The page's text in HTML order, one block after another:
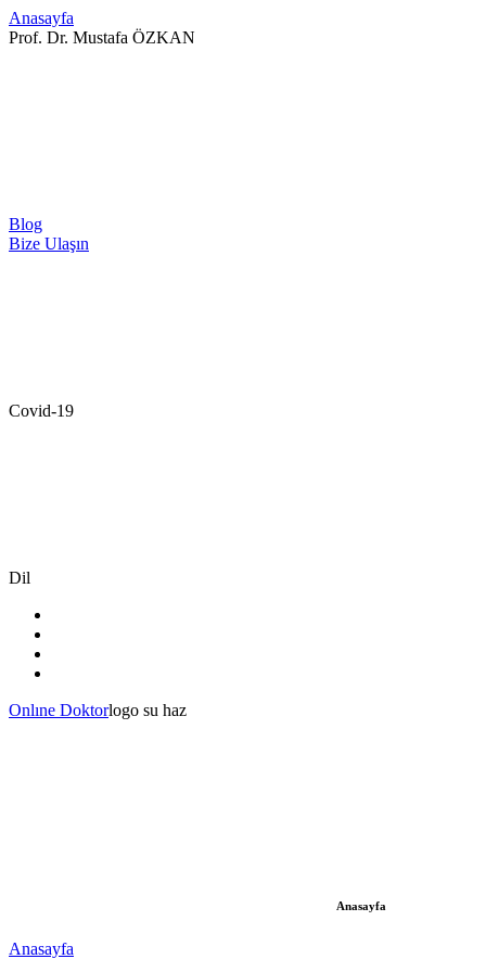
Anasayfa
Prof. Dr. Mustafa ÖZKAN
Blog
Bize Ulaşın
Covid-19
Dil
Onlıne Doktorlogo su haz
Anasayfa
Anasayfa